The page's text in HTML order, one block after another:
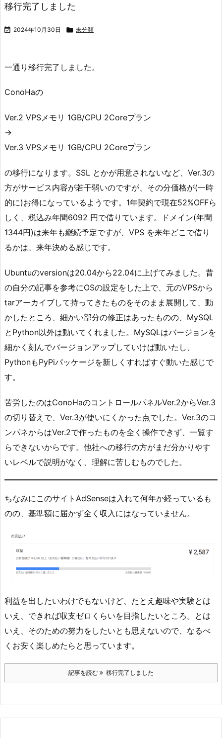
移行完了しました
 2024年10月30日  未分類
一通り移行完了しました。
ConoHaの
Ver.2 VPSメモリ 1GB/CPU 2Coreプラン
→
Ver.3 VPSメモリ 1GB/CPU 2Coreプラン
の移行になります。SSL とかが用意されないなど、Ver.3の
方がサービス内容が若干弱いのですが、その分価格が(一時
的に)お得になっているようです。1年契約で現在52%OFFら
しく、税込み年間6092 円で借りています。ドメイン(年間
1344円)は来年も継続予定ですが、VPS を来年どこで借り
るかは、来年決める感じです。
Ubuntuのversionは20.04から22.04に上げてみました。昔
の自分の記事を参考にOSの設定をした上で、元のVPSから
tarアーカイブして持ってきたものをそのまま展開して、動
かしたところ、細かい部分の修正はあったものの、MySQL
とPython以外は動いてくれました。MySQLはバージョンを
細かく刻んでバージョンアップしていけば動いたし、
PythonもPyPiパッケージを新しくすればすぐ動いた感じで
す。
苦労したのはConoHaのコントロールパネルVer.2からVer.3
の切り替えで、Ver.3が使いにくかった点でした。Ver.3のコ
ンパネからはVer.2で作ったものを全く操作できず、一覧す
らできないからです。他社への移行の方がまだ分かりやす
いレベルで説明がなく、理解に苦しむものでした。
ちなみにこのサイトAdSenseは入れて何年か経っているも
のの、基準額に届かず全く収入にはなっていません。
利益を出したいわけでもないけど、たとえ趣味や実験とは
いえ、できれば収支ゼロくらいを目指したいところ。とは
いえ、そのための努力をしたいとも思えないので、なるべ
くお安く楽しめたらと思っています。
記事を読む 移行完了しました